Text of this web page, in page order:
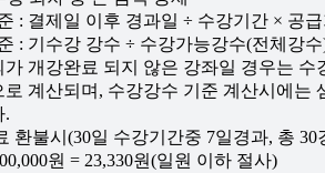
: 결제일 이후 경과일 ÷ 수강기간 × 공
: 기수강 강수 ÷ 수강가능강수(전체강
가 개강완료 되지 않은 강좌일 경우는
으로 계산되며, 수강강수 기준 계산시에
환불시(30일 수강기간중 7일경과, 총 30
100,000원 = 23,330원(일원 이하 절사)